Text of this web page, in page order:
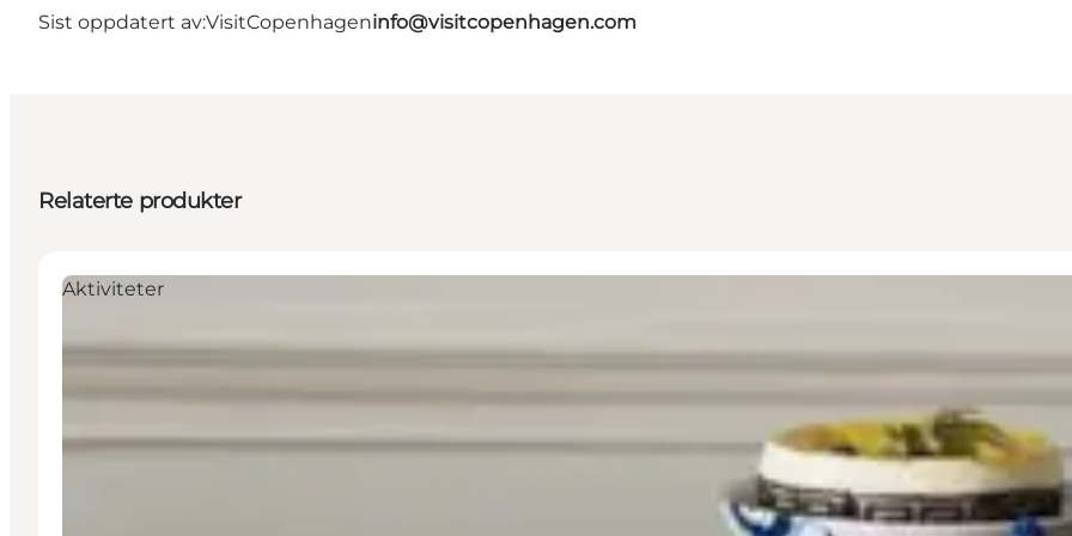
Sist oppdatert av:VisitCopenhageninfo@visitcopenhagen.com
Relaterte produkter
Aktiviteter